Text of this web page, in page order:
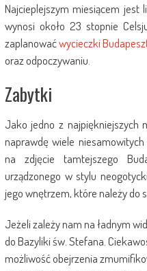
Najcieplejszym miesiącem
wynosi około 23 stopnie
zaplanowaćwycieczki
oraz odpoczywaniu.
Zabytki
Jako jedno z najpiękniejszych
naprawdę wiele
na zdjęcie tamtejszego
urządzonego w stylu
jego wnętrzem, które należy do
Jeżeli zależy nam na ładnym
do Bazyliki św. Stefana.
możliwość obejrzenia